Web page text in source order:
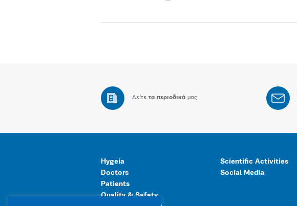
Δείτε τα περιοδικά μας
Hygeia
Doctors
Patients
Quality & Safety
Scientific Activities
Social Media